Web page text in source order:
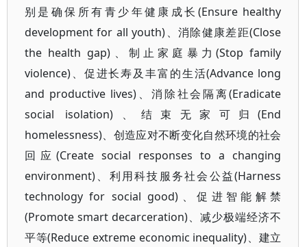
别是确保所有青少年健康成长(Ensure healthy
development for all youth)、消除健康差距(Close
the health gap)、制止家庭暴力(Stop family
violence)、促进长寿及丰富的生活(Advance long
and productive lives)、消除社会隔离(Eradicate
social isolation)、结束无家可归(End
homelessness)、创造应对不断变化自然环境的社会
回应(Create social responses to a changing
environment)、利用科技服务社会公益(Harness
technology for social good)、促进智能解禁
(Promote smart decarceration)、减少极端经济不
平等(Reduce extreme economic inequality)、建立